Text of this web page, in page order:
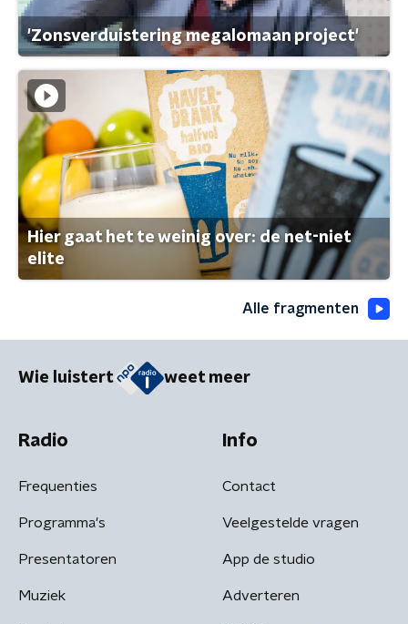
'Zonsverduistering megalomaan project'
Hier gaat het te weinig over: de net-niet
elite
Alle fragmenten
Wie luistert weet meer
Radio
Frequenties
Programma's
Presentatoren
Muziek
Info
Contact
Veelgestelde vragen
App de studio
Adverteren